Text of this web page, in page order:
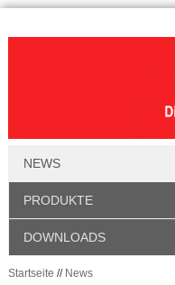
NEWS
PRODUKTE
DOWNLOADS
Startseite // News